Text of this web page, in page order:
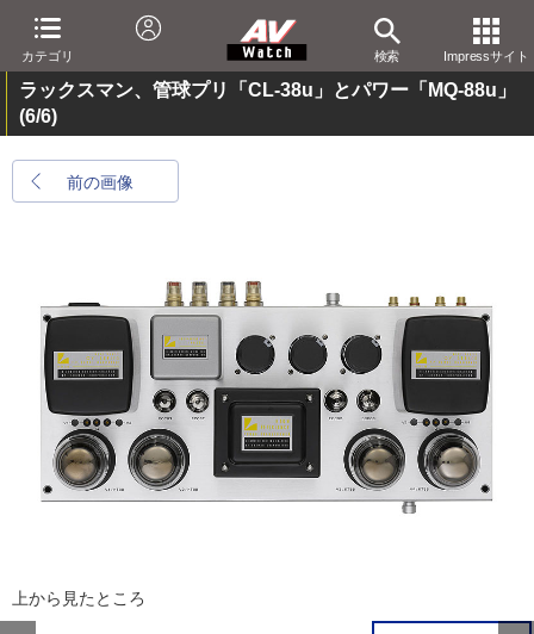
カテゴリ 検索 Impressサイト
ラックスマン、管球プリ「CL-38u」とパワー「MQ-88u」
(6/6)
前の画像
上から見たところ